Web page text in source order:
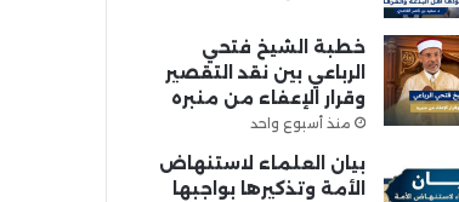
خطبة الشيخ فتحي
الرباعي بين نقد التقصير
وقرار الإعفاء من منبره
منذ أسبوع واحد
بيان العلماء لاستنهاض
الأمة وتذكيرها بواجبها